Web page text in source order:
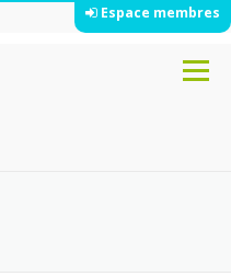
Espace membres
Menu